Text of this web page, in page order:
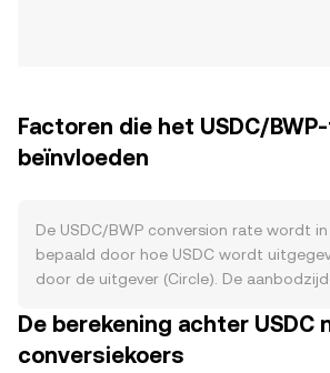
Factoren die het USDC/
beïnvloeden
De USDC/BWP conversion rate wordt
bepaald door hoe USDC wordt
door de uitgever (Circle). De
nieuwe USDC gemint; wanneer ze USDC
worden die tokens verbrand, waardoor
De berekening achter USDC
conversiekoers